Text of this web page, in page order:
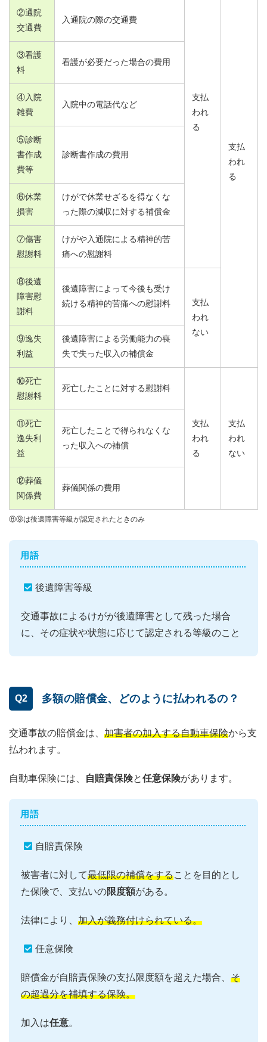
支払
われ
る
支払
われ
る
②通院
交通費
入通院の際の交通費
③看護
料
看護が必要だった場合の費用
④入院
雑費
入院中の電話代など
⑤診断
書作成
費等
診断書作成の費用
⑥休業
損害
けがで休業せざるを得なくな
った際の減収に対する補償金
⑦傷害
慰謝料
けがや入通院による精神的苦
痛への慰謝料
⑧後遺
障害慰
謝料
後遺障害によって今後も受け
続ける精神的苦痛への慰謝料
支払
われ
ない
⑨逸失
利益
後遺障害による労働能力の喪
失で失った収入の補償金
⑩死亡
慰謝料
死亡したことに対する慰謝料
支払
われ
る
支払
われ
ない
⑪死亡
逸失利
益
死亡したことで得られなくな
った収入への補償
⑫葬儀
関係費
葬儀関係の費用
⑧⑨は後遺障害等級が認定されたときのみ
用語
後遺障害等級
交通事故によるけがが後遺障害として残った場合
に、その症状や状態に応じて認定される等級のこと
Q2 多額の賠償金、どのように払われるの？
交通事故の賠償金は、 加害者の加入する自動車保険から支
払われます。
自動車保険には、 自賠責保険と任意保険があります。
用語
自賠責保険
被害者に対して最低限の補償をすることを目的とし
た保険で、支払いの限度額がある。
法律により、 加入が義務付けられている。
任意保険
賠償金が自賠責保険の支払限度額を超えた場合、 そ
の超過分を補填する保険。
加入は任意。